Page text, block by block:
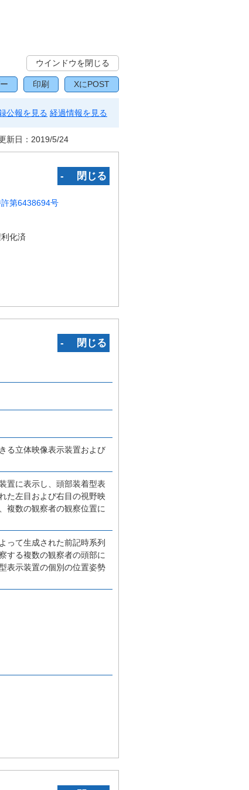
ウインドウを閉じる
印刷 XにPOST
公報を見る 経過情報を見る
新日： 2019/5/24
‐ 閉じる
第6438694号
化済
‐ 閉じる
る立体映像表示装置および
置に表示し、頭部装着型表
た左目および右目の視野映
複数の観察者の観察位置に
って生成された前記時系列
する複数の観察者の頭部に
表示装置の個別の位置姿勢